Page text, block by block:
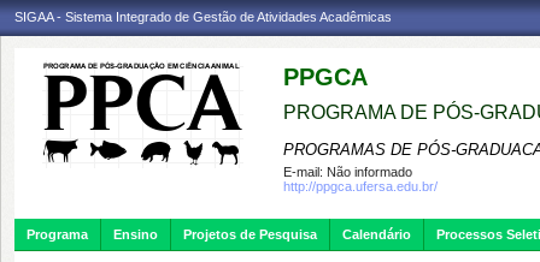
SIGAA - Sistema Integrado de Gestão de Atividades Acadêmicas
PPGCA
PROGRAMA DE PÓS-
PROGRAMAS DE PÓS-
E-mail: Não informado
http://ppgca.ufersa.edu.br/
Programa Ensino Projetos de Pesquisa Calendário Processos